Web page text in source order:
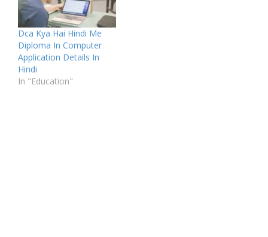
Dca Kya Hai Hindi Me
Diploma In Computer
Application Details In
Hindi
In "Education"